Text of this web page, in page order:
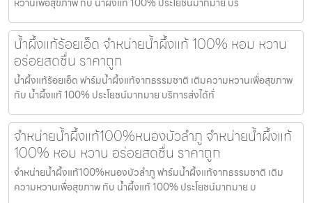
น้ำผึ้งแท้ร้อยเอ็ด จำหน่ายน้ำผึ้งแท้ 100% หอม หวาน
อร่อยสดชื่น ราคาถูก
น้ำผึ้งแท้ร้อยเอ็ด ฟาร์มน้ำผึ้งแท้จากธรรมชาติ เติมความหวานเพื่อสุขภาพ
กับ น้ำผึ้งแท้ 100% ประโยชน์มากมาย บริการส่งได้ทั่
จำหน่ายน้ำผึ้งแท้100%หนองบัวลำภู จำหน่ายน้ำผึ้งแท้
100% หอม หวาน อร่อยสดชื่น ราคาถูก
จำหน่ายน้ำผึ้งแท้100%หนองบัวลำภู ฟาร์มน้ำผึ้งแท้จากธรรมชาติ เติม
ความหวานเพื่อสุขภาพ กับ น้ำผึ้งแท้ 100% ประโยชน์มากมาย บ